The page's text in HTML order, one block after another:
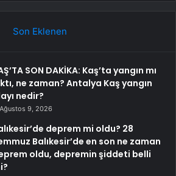
Son Eklenen
SON DAKİKA: Kaş’ta yangın mı
ne zaman? Antalya Kaş yangın
nedir?
Ağustos 9, 2026
deprem mi oldu? 28
Balıkesir’de en son ne zaman
oldu, depremin şiddeti belli